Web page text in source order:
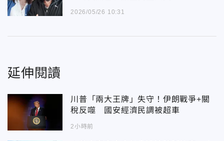
2026/05/26 10:31
延伸閱讀
川普「兩大王牌」失守！伊朗戰爭+關
稅反噬 國安經濟民調被超車
2小時前